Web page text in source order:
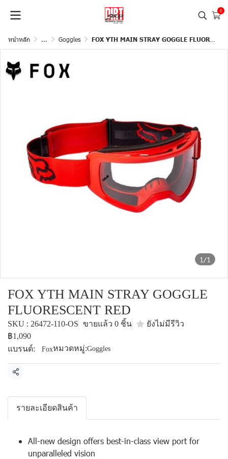
0
หน้าหลัก ... Goggles FOX YTH MAIN STRAY GOGGLE FLUORESCENT RED
1/1
FOX YTH MAIN STRAY GOGGLE
FLUORESCENT RED
SKU : 26472-110-OS ขายแล้ว 0 ชิ้น
ยังไม่มีรีวิว
฿1,090
แบรนด์:
Foxหมวดหมู่:Goggles
แชร์
รายละเอียดสินค้า
All-new design offers best-in-class view port for
unparalleled vision